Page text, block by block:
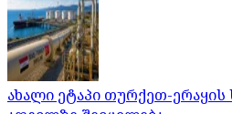
ახალი ეტაპი თურქეთ-